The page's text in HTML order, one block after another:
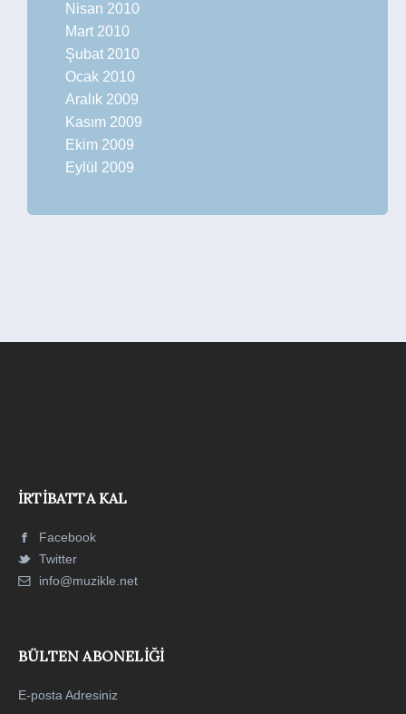
Nisan 2010
Mart 2010
Şubat 2010
Ocak 2010
Aralık 2009
Kasım 2009
Ekim 2009
Eylül 2009
İRTIBATTA KAL
Facebook
Twitter
info@muzikle.net
BÜLTEN ABONELIĞI
E-posta Adresiniz